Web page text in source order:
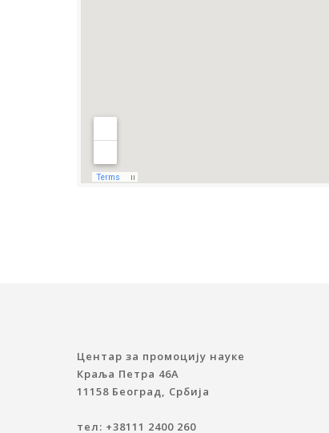
Центар за промоцију науке
Краља Петра 46A
11158 Београд, Србија
тел: +38111 2400 260